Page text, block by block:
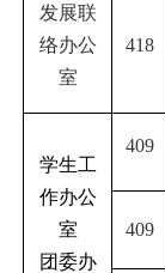
发展联
络办公
室
418
学生工
作办公
室
团委办
409
409